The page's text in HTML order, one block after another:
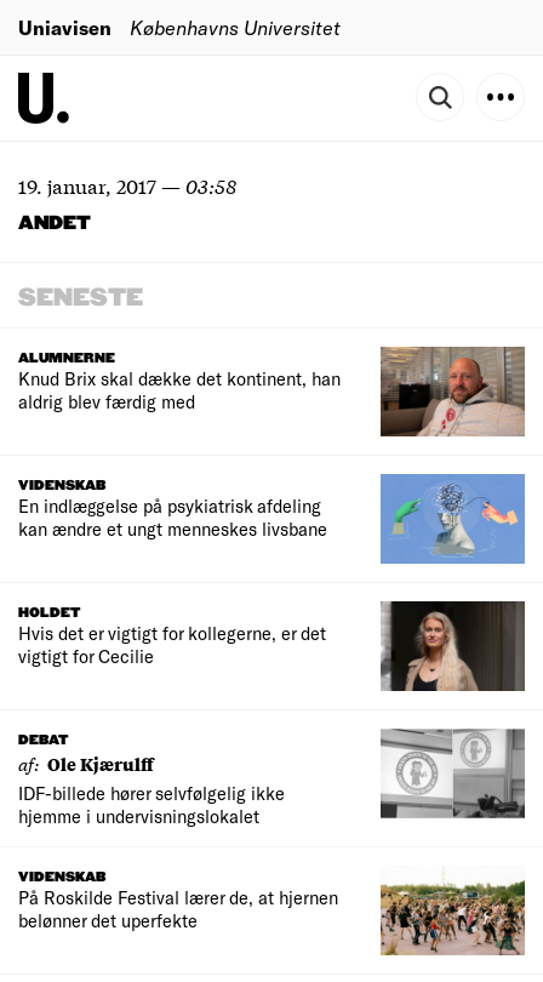
Uniavisen Københavns Universitet
19. januar, 2017—03:58
ANDET
SENESTE
ALUMNERNE
Knud Brix skal dække det kontinent, han
aldrig blev færdig med
VIDENSKAB
En indlæggelse på psykiatrisk afdeling
kan ændre et ungt menneskes livsbane
HOLDET
Hvis det er vigtigt for kollegerne, er det
vigtigt for Cecilie
DEBAT
af: Ole Kjærulff
IDF-billede hører selvfølgelig ikke
hjemme i undervisningslokalet
VIDENSKAB
På Roskilde Festival lærer de, at hjernen
belønner det uperfekte